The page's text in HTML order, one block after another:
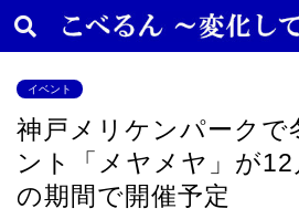
イベント
神戸メリケンパークで
ント「メヤメヤ」が12
の期間で開催予定